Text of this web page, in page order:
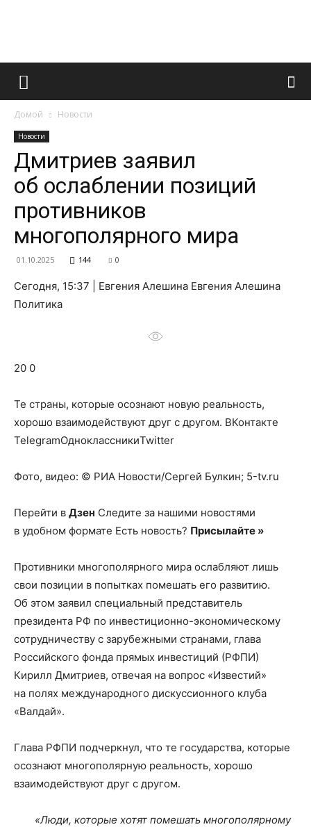
Французский
и
Домой Новости
Новости
Дмитриев заявил
об ослаблении позиций
противников
многополярного мира
01.10.2025 144 0
Сегодня, 15:37 | Евгения Алешина Евгения Алешина
Политика
20 0
Те страны, которые осознают новую реальность,
хорошо взаимодействуют друг с другом. ВКонтакте
TelegramОдноклассникиTwitter
Фото, видео: © РИА Новости/Сергей Булкин; 5-tv.ru
Перейти в Дзен Следите за нашими новостями
в удобном формате Есть новость? Присылайте »
Противники многополярного мира ослабляют лишь
свои позиции в попытках помешать его развитию.
Об этом заявил специальный представитель
президента РФ по инвестиционно-экономическому
сотрудничеству с зарубежными странами, глава
Российского фонда прямых инвестиций (РФПИ)
Кирилл Дмитриев, отвечая на вопрос «Известий»
на полях международного дискуссионного клуба
«Валдай».
Глава РФПИ подчеркнул, что те государства, которые
осознают многополярную реальность, хорошо
взаимодействуют друг с другом.
«Люди, которые хотят помешать многополярному